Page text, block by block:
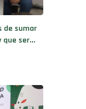
de sumar
que ser...